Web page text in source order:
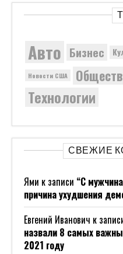
Авто Бизнес
Новости США
Технологии
СВЕЖИЕ
Ями к записи “С
причина ухудшения
Евгений Иванович к
назвали 8 самых
2021 году